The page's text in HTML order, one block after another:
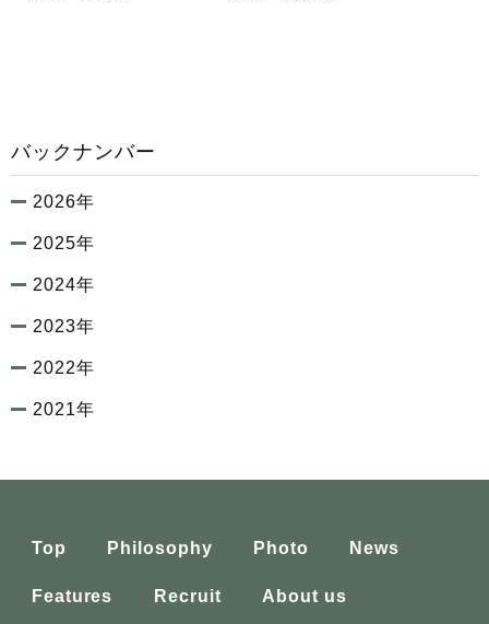
バックナンバー
2026年
2025年
2024年
2023年
2022年
2021年
Top Philosophy Photo News
Features Recruit About us